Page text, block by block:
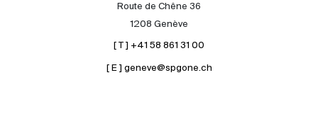
Route de Chêne 36
1208 Genève
[ T ] +41 58 861 31 00
[ E ] geneve@spgone.ch